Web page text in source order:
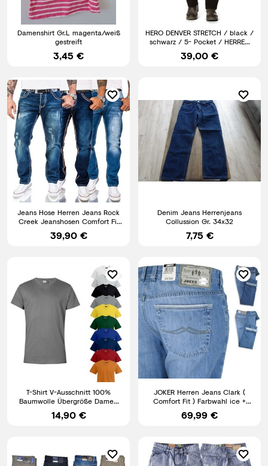
Damenshirt Gr.L magenta/weiß
gestreift
3,45 €
HERO DENVER STRETCH / black /
schwarz / 5- Pocket / HERREN
JEANS HOSE
39,00 €
Jeans Hose Herren Jeans Rock
Creek Jeanshosen Comfort Fit
Blau Dicke Nähte NEU
39,90 €
Denim Jeans Herrenjeans
Collussion Gr. 34x32
7,75 €
T-Shirt V-Ausschnitt 100%
Baumwolle Übergröße Damen
Herren Shirt V-Neck S-5XL
14,90 €
JOKER Herren Jeans Clark (
Comfort Fit ) Farbwahl ice +
ocean blue PREMIUM
69,99 €